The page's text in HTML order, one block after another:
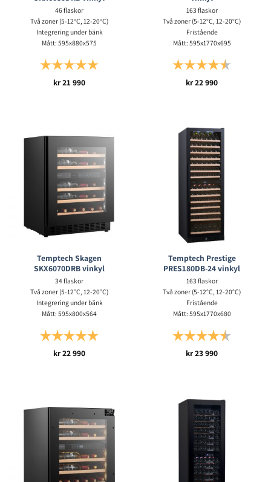
46 flaskor
Två zoner (5-12°C, 12-20°C)
Integrering under bänk
Mått: 595x880x575
Betyg:
kr21 990
163 flaskor
Två zoner (5-12°C, 12-20°C)
Fristående
Mått: 595x1770x695
Betyg:
kr22 990
Temptech Skagen
SKX6070DRB vinkyl
34 flaskor
Två zoner (5-12°C, 12-20°C)
Integrering under bänk
Mått: 595x800x564
Betyg:
kr22 990
Temptech Prestige
PRES180DB-24 vinkyl
163 flaskor
Två zoner (5-12°C, 12-20°C)
Fristående
Mått: 595x1770x680
Betyg:
kr23 990